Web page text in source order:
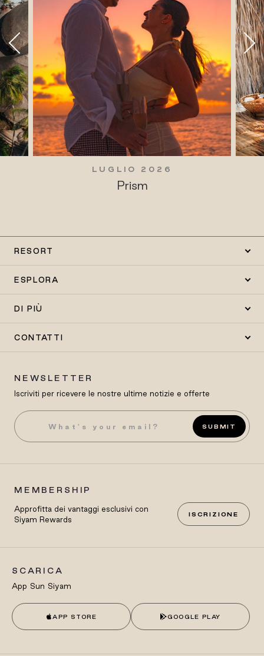
LUGLIO 2026
Prism
RESORT
ESPLORA
DI PIÙ
CONTATTI
NEWSLETTER
Iscriviti per ricevere le nostre ultime notizie e offerte
SUBMIT
MEMBERSHIP
Approfitta dei vantaggi esclusivi con
Siyam Rewards
ISCRIZIONE
SCARICA
App Sun Siyam
APP STORE GOOGLE PLAY